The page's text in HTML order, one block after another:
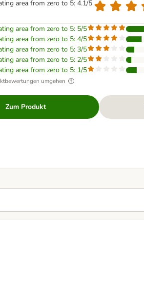
area from zero to 5: 4.1/5
area from zero to 5: 5/5
area from zero to 5: 4/5
area from zero to 5: 3/5
area from zero to 5: 2/5
area from zero to 5: 1/5
umgehen
Zum Produkt